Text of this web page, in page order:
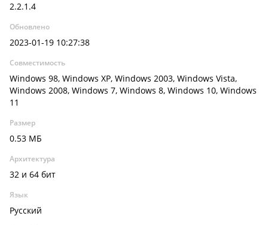
2.2.1.4
Обновлено
2023-01-19 10:27:38
Совместимость
Windows 98, Windows XP, Windows 2003, Windows Vista,
Windows 2008, Windows 7, Windows 8, Windows 10, Windows
11
Размер
0.53 МБ
Архитектура
32 и 64 бит
Язык
Русский